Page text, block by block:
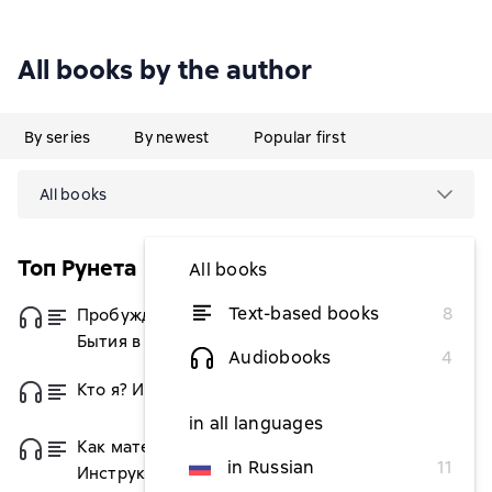
All books by the author
By series By newest Popular first
All books
All books
Text-based books
8
Audiobooks
4
in all languages
in Russian
11
Топ Рунета
Пробуждение в реальность. Законы
Бытия в вопросах и ответах
from $6.68
Кто я? Инструкция к реальности
Как материализовать мысли.
Инструкция к реальности